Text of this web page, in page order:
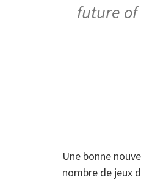
future
Une bonne
nombre de jeux